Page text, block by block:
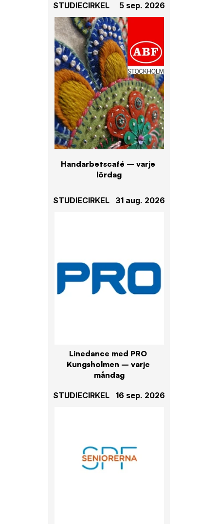
STUDIECIRKEL 5 sep. 2026
Handarbetscafé – varje
lördag
STUDIECIRKEL 31 aug. 2026
Linedance med PRO
Kungsholmen – varje
måndag
STUDIECIRKEL 16 sep. 2026